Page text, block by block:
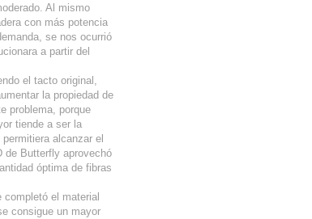
Al mismo
con más potencia
se nos ocurrió
a partir del
el tacto original,
la propiedad de
problema, porque
tiende a ser la
alcanzar el
de Butterfly aprovechó
óptima de fibras
el material
consigue un mayor